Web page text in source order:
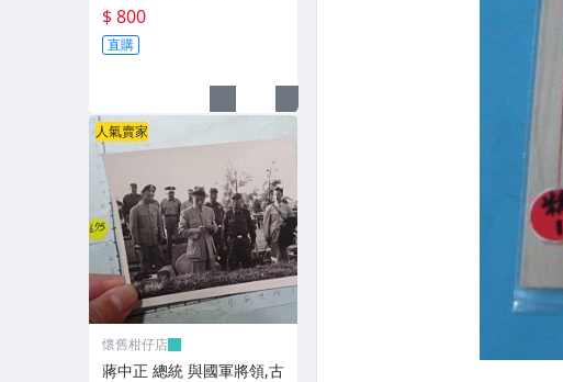
**稀少品
$ 800
直購
人氣賣家
懷舊柑仔店
蔣中正 總統 與國軍將領,古